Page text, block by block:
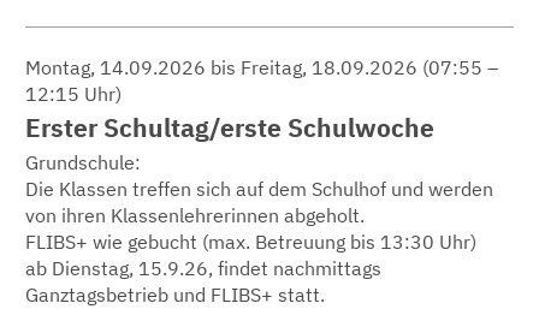
Montag, 14.09.2026 bis Freitag, 18.09.2026 (07:55 –
12:15 Uhr)
Erster Schultag/erste Schulwoche
Grundschule:
Die Klassen treffen sich auf dem Schulhof und werden
von ihren Klassenlehrerinnen abgeholt.
FLIBS+ wie gebucht (max. Betreuung bis 13:30 Uhr)
ab Dienstag, 15.9.26, findet nachmittags
Ganztagsbetrieb und FLIBS+ statt.